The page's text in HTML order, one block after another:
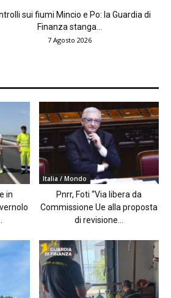
sui fiumi Mincio e Po: la Guardia di
Finanza stanga...
7 Agosto 2026
in
Italia / Mondo
Pnrr, Foti “Via libera da
Commissione Ue alla proposta
di revisione...